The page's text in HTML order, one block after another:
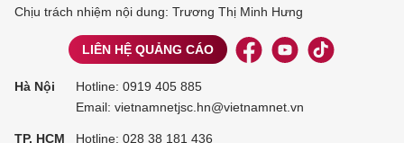
Chịu trách nhiệm nội dung: Trương Thị Minh Hưng
LIÊN HỆ QUẢNG CÁO
Hà Nội Hotline: 0919 405 885
Email: vietnamnetjsc.hn@vietnamnet.vn
TP. HCM Hotline: 028 38 181 436